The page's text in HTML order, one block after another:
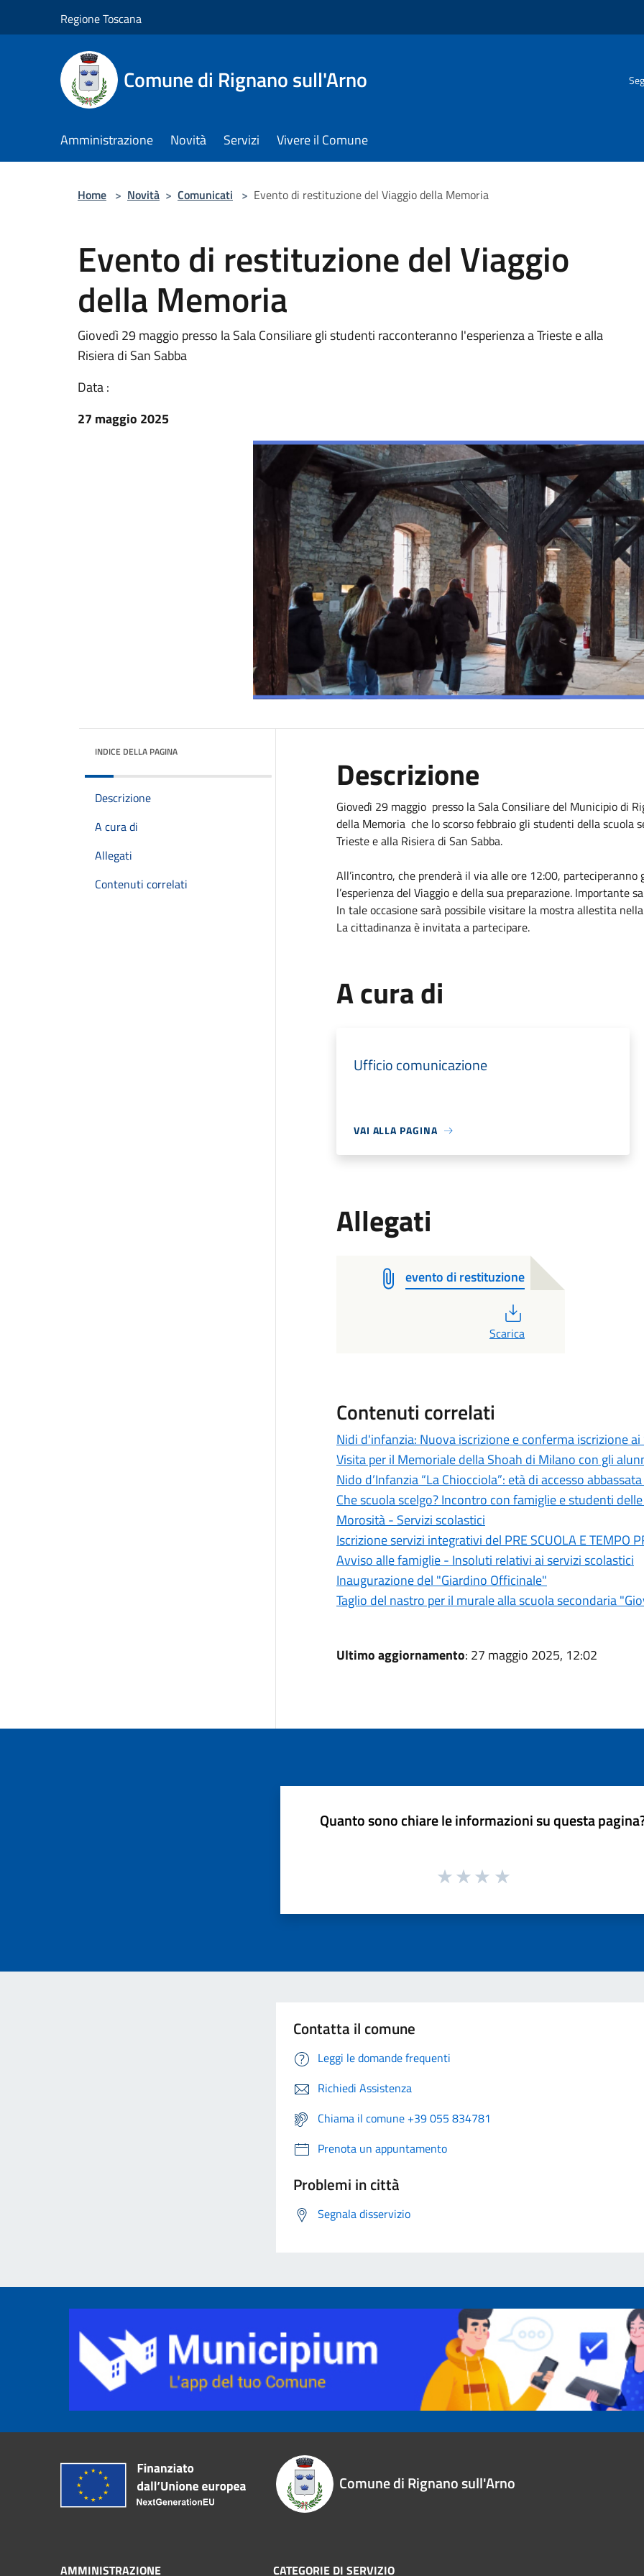
Regione Toscana
Comune di Rignano sull'Arno
Amministrazione Novità Servizi Vivere il Comune
Home > Novità > Comunicati > Evento di restituzione del Viaggio della Memoria
Evento di restituzione del Viaggio
della Memoria
Giovedì 29 maggio presso la Sala Consiliare gli studenti racconteranno l'esperienza a Trieste e alla
Risiera di San Sabba
Data :
27 maggio 2025
INDICE DELLA PAGINA
Descrizione
A cura di
Allegati
Contenuti correlati
Descrizione
Giovedì 29 maggio presso la Sala Consiliare del Municipio di
della Memoria che lo scorso febbraio gli studenti della scuola
Trieste e alla Risiera di San Sabba.
All’incontro, che prenderà il via alle ore 12:00,
l’esperienza del Viaggio e della sua preparazione.
In tale occasione sarà possibile visitare la mostra allestita
La cittadinanza è invitata a partecipare.
A cura di
Ufficio comunicazione
VAI ALLA PAGINA
Allegati
evento di restituzione
Scarica
Contenuti correlati
Nidi d'infanzia: Nuova iscrizione e conferma iscrizione
Visita per il Memoriale della Shoah di Milano con gli
Nido d’Infanzia “La Chiocciola”: età di accesso
Che scuola scelgo? Incontro con famiglie e studenti
Morosità - Servizi scolastici
Iscrizione servizi integrativi del PRE SCUOLA E TEMPO
Avviso alle famiglie - Insoluti relativi ai servizi scolastici
Inaugurazione del "Giardino Officinale"
Taglio del nastro per il murale alla scuola secondaria
Ultimo aggiornamento: 27 maggio 2025, 12:02
Quanto sono chiare le informazioni su questa
Contatta il comune
Leggi le domande frequenti
Richiedi Assistenza
Chiama il comune +39 055 834781
Prenota un appuntamento
Problemi in città
Segnala disservizio
Comune di Rignano sull'Arno
AMMINISTRAZIONE CATEGORIE DI SERVIZIO